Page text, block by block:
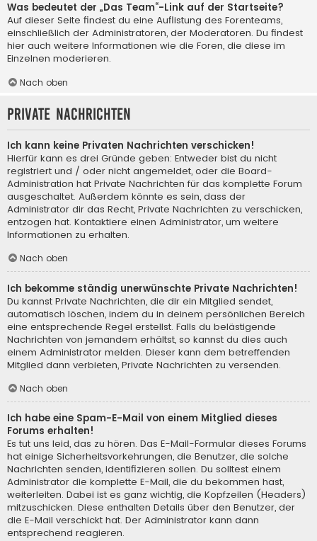
Was bedeutet der „Das Team“-Link auf der Startseite?
Auf dieser Seite findest du eine Auflistung des Forenteams,
einschließlich der Administratoren, der Moderatoren. Du findest
hier auch weitere Informationen wie die Foren, die diese im
Einzelnen moderieren.
Nach oben
Private Nachrichten
Ich kann keine Privaten Nachrichten verschicken!
Hierfür kann es drei Gründe geben: Entweder bist du nicht
registriert und / oder nicht angemeldet, oder die Board-
Administration hat Private Nachrichten für das komplette Forum
ausgeschaltet. Außerdem könnte es sein, dass der
Administrator dir das Recht, Private Nachrichten zu verschicken,
entzogen hat. Kontaktiere einen Administrator, um weitere
Informationen zu erhalten.
Nach oben
Ich bekomme ständig unerwünschte Private Nachrichten!
Du kannst Private Nachrichten, die dir ein Mitglied sendet,
automatisch löschen, indem du in deinem persönlichen Bereich
eine entsprechende Regel erstellst. Falls du belästigende
Nachrichten von jemandem erhältst, so kannst du dies auch
einem Administrator melden. Dieser kann dem betreffenden
Mitglied dann verbieten, Private Nachrichten zu versenden.
Nach oben
Ich habe eine Spam-E-Mail von einem Mitglied dieses
Forums erhalten!
Es tut uns leid, das zu hören. Das E-Mail-Formular dieses Forums
hat einige Sicherheitsvorkehrungen, die Benutzer, die solche
Nachrichten senden, identifizieren sollen. Du solltest einem
Administrator die komplette E-Mail, die du bekommen hast,
weiterleiten. Dabei ist es ganz wichtig, die Kopfzeilen (Headers)
mitzuschicken. Diese enthalten Details über den Benutzer, der
die E-Mail verschickt hat. Der Administrator kann dann
entsprechend reagieren.